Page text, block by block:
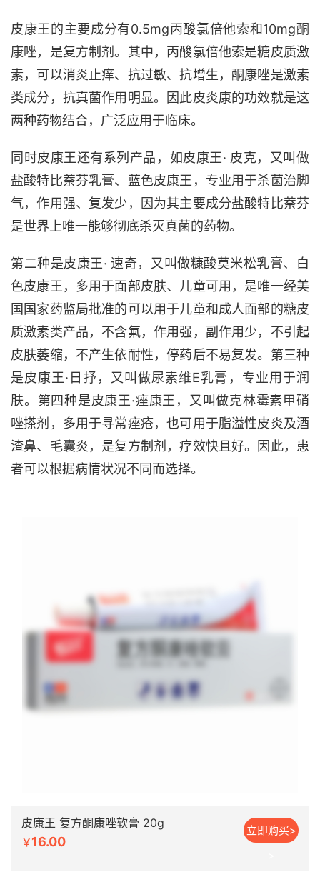
皮康王的主要成分有0.5mg丙酸氯倍他索和10mg酮
康唑，是复方制剂。其中，丙酸氯倍他索是糖皮质激
素，可以消炎止痒、抗过敏、抗增生，酮康唑是激素
类成分，抗真菌作用明显。因此皮炎康的功效就是这
两种药物结合，广泛应用于临床。
同时皮康王还有系列产品，如皮康王· 皮克，又叫做
盐酸特比萘芬乳膏、蓝色皮康王，专业用于杀菌治脚
气，作用强、复发少，因为其主要成分盐酸特比萘芬
是世界上唯一能够彻底杀灭真菌的药物。
第二种是皮康王· 速奇，又叫做糠酸莫米松乳膏、白
色皮康王，多用于面部皮肤、儿童可用，是唯一经美
国国家药监局批准的可以用于儿童和成人面部的糖皮
质激素类产品，不含氟，作用强，副作用少，不引起
皮肤萎缩，不产生依耐性，停药后不易复发。第三种
是皮康王·日抒，又叫做尿素维E乳膏，专业用于润
肤。第四种是皮康王·痤康王，又叫做克林霉素甲硝
唑搽剂，多用于寻常痤疮，也可用于脂溢性皮炎及酒
渣鼻、毛囊炎，是复方制剂，疗效快且好。因此，患
者可以根据病情状况不同而选择。
皮康王 复方酮康唑软膏 20g
￥16.00
立即购买>